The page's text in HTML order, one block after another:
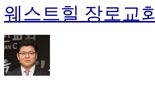
웨스트힐 장로교회